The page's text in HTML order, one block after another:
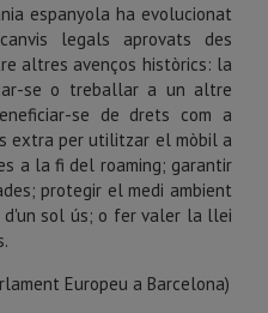
espanyola ha evolucionat
legals aprovats des
altres avenços històrics: la
se o treballar a un altre
se de drets com a
extra per utilitzar el mòbil a
a la fi del roaming; garantir
protegir el medi ambient
sol ús; o fer valer la llei
Europeu a Barcelona)